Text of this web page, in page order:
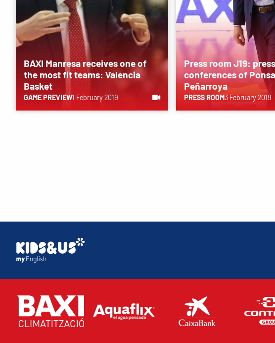
BAXI Manresa receives one of
the most fit teams: Valencia
Basket
GAME PREVIEW1 February 2019
Press room J19: press
conferences of
Peñarroya
PRESS ROOM3 February 2019